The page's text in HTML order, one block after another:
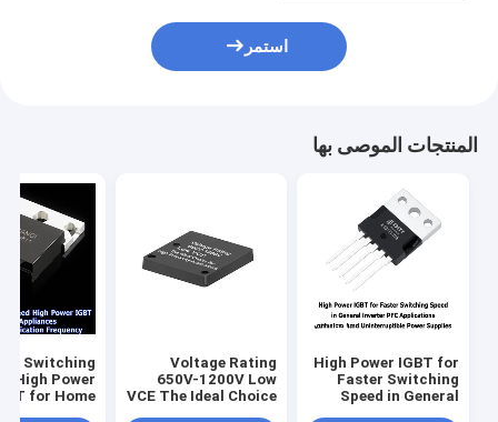
استمر
المنتجات الموصى بها
High Power IGBT for
Faster Switching
Speed in General
Voltage Rating
650V-1200V Low
VCE The Ideal Choice
Switching
High Power
for Home